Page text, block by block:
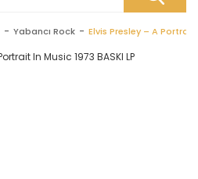
Yabancı Rock Elvis Presley – A Portrait